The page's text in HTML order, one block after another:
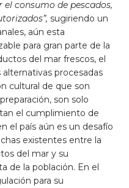
el consumo de pescados,
sugiriendo un
aún esta
para gran parte de la
del mar frescos, el
procesadas
cultural de que son
son solo
el cumplimiento de
el país aún es un desafío
existentes entre la
del mar y su
de la población. En el
para su